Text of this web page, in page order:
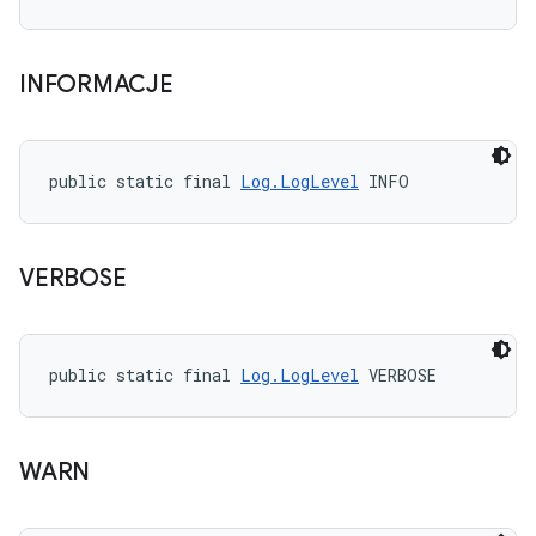
INFORMACJE
public static final Log.LogLevel INFO
VERBOSE
public static final Log.LogLevel VERBOSE
WARN